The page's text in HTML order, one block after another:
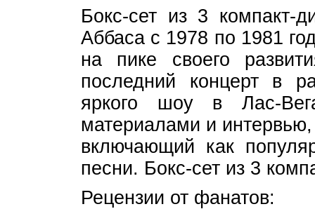
Бокс-сет из 3 компакт-
Аббаса с 1978 по 1981
на пике своего
последний концерт в
яркого шоу в Лас-
материалами и
включающий как
песни. Бокс-сет из 3
Рецензии от фанатов: